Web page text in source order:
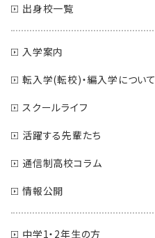
出身校一覧
入学案内
転入学(転校)・編入学について
スクールライフ
活躍する先輩たち
通信制高校コラム
情報公開
中学1・2年生の方